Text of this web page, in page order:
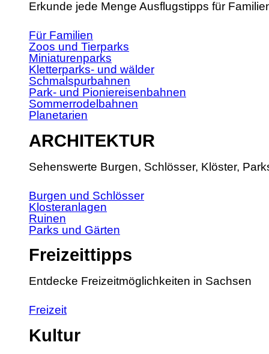
Erkunde jede Menge Ausflugstipps für
Für Familien
Zoos und Tierparks
Miniaturenparks
Kletterparks- und wälder
Schmalspurbahnen
Park- und Pioniereisenbahnen
Sommerrodelbahnen
Planetarien
ARCHITEKTUR
Sehenswerte Burgen, Schlösser, Klöster,
Burgen und Schlösser
Klosteranlagen
Ruinen
Parks und Gärten
Freizeittipps
Entdecke Freizeitmöglichkeiten in Sachsen
Freizeit
Kultur